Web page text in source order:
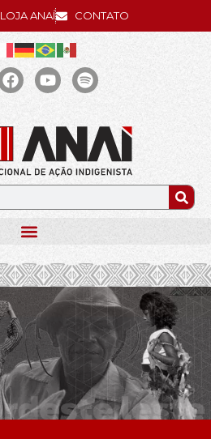
LOJA ANAÍ CONTATO